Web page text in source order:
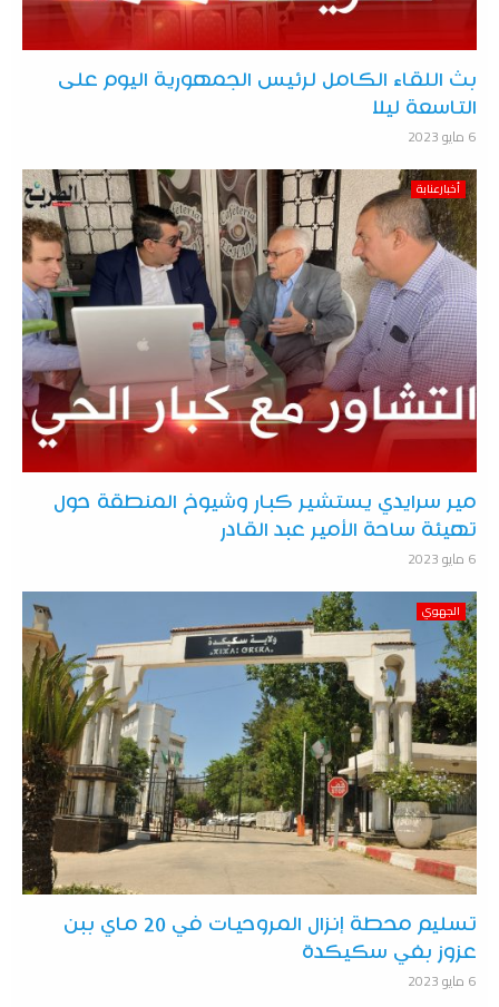
بث اللقاء الكامل لرئيس الجمهورية اليوم على
التاسعة ليلا
6 مايو 2023
أخبارعنابة
مير سرايدي يستشير كبار وشيوخ المنطقة حول
تهيئة ساحة الأمير عبد القادر
6 مايو 2023
الجهوي
تسليم محطة إنزال المروحيات في 20 ماي ببن
عزوز بفي سكيكدة
6 مايو 2023